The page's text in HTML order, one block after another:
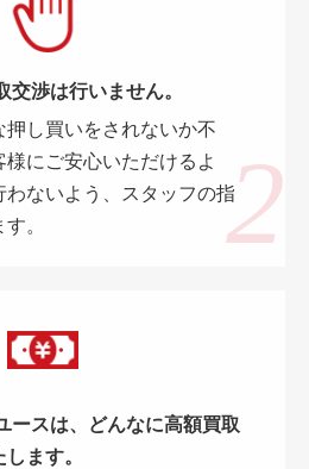
渉は行いません。
し買いをされないか不
にご安心いただけるよ
わないよう、スタッフの指
。
ースは、どんなに高額買取
ます。